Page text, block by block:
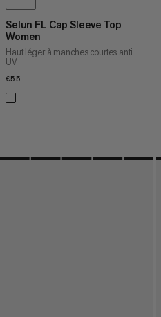
Selun FL Cap Sleeve Top
Women
Haut léger à manches courtes anti-
UV
€55